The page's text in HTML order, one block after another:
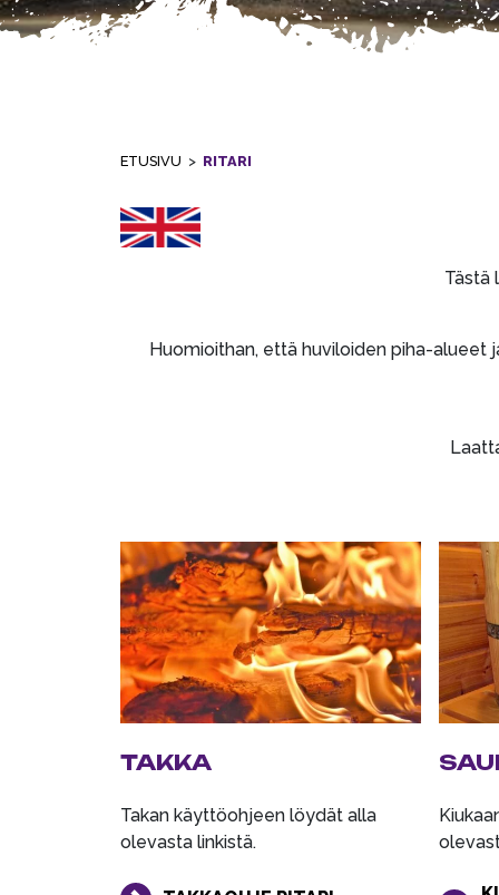
ETUSIVU > RITARI
Tästä
Huomioithan, että huviloiden piha-alueet
TAKKA
Takan käyttöohjeen löydät alla
olevasta linkistä.